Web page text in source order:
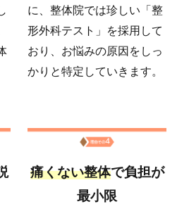
に、整体院では珍しい「整
形外科テスト」を採用して
おり、お悩みの原因をしっ
かりと特定していきます。
痛くない整体で負担が
最小限